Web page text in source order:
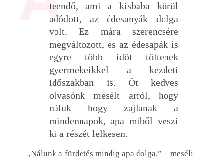
teendő, ami a kisbaba körül
adódott, az édesanyák dolga
volt. Ez mára szerencsére
megváltozott, és az édesapák is
egyre több időt töltenek
gyermekeikkel a kezdeti
időszakban is. Öt kedves
olvasónk mesélt arról, hogy
náluk hogy zajlanak a
mindennapok, apa miből veszi
ki a részét lelkesen.
„Nálunk a fürdetés mindig apa dolga.” – meséli